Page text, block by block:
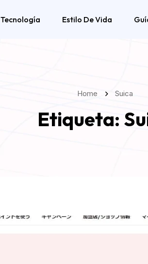
Tecnología Estilo De Vida
Home Suica
Etiqueta: